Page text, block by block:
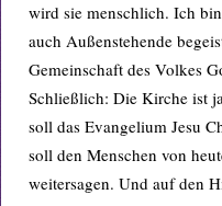
wird sie menschlich. Ich
auch Außenstehende
Gemeinschaft des Volkes
Schließlich: Die Kirche ist
soll das Evangelium Jesu
soll den Menschen von
weitersagen. Und auf den